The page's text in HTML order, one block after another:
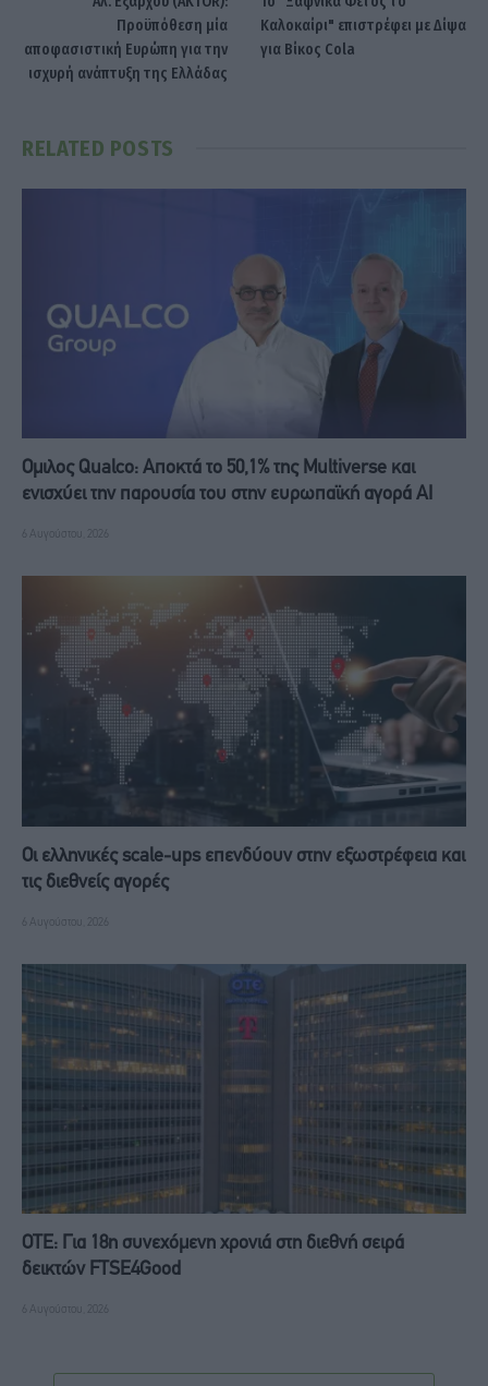
Προϋπόθεση μία
αποφασιστική Ευρώπη για την
ισχυρή ανάπτυξη της Ελλάδας
Καλοκαίρι" επιστρέφει με Δίψα
για Βίκος Cola
RELATED POSTS
Ομιλος Qualco: Αποκτά το 50,1% της Multiverse και
ενισχύει την παρουσία του στην ευρωπαϊκή αγορά ΑΙ
6 Αυγούστου, 2026
Οι ελληνικές scale-ups επενδύουν στην εξωστρέφεια και
τις διεθνείς αγορές
6 Αυγούστου, 2026
ΟΤΕ: Για 18η συνεχόμενη χρονιά στη διεθνή σειρά
δεικτών FTSE4Good
6 Αυγούστου, 2026